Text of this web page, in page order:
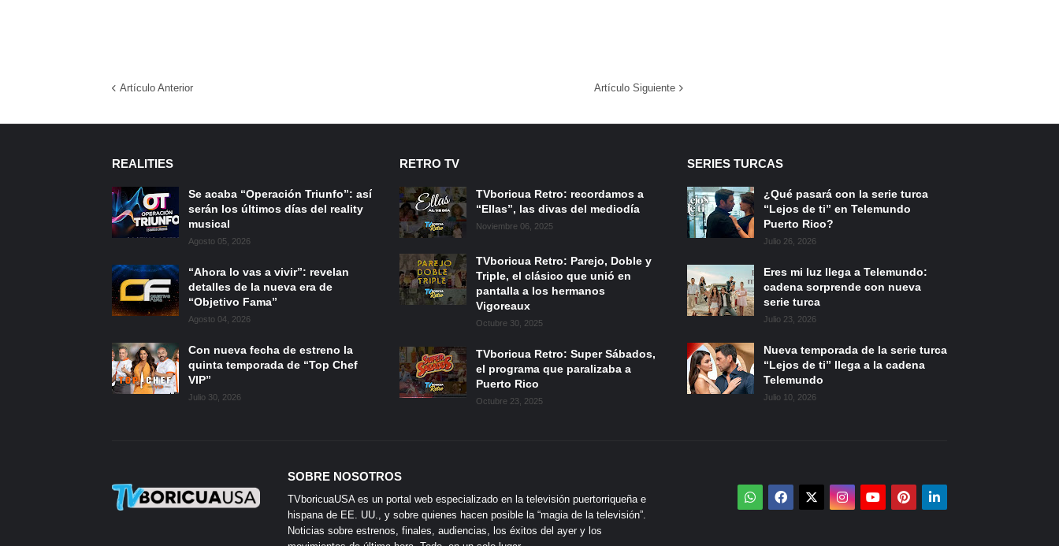
Artículo Anterior Artículo Siguiente
REALITIES
Se acaba “Operación Triunfo”: así
serán los últimos días del reality
musical
Agosto 05, 2026
“Ahora lo vas a vivir”: revelan
detalles de la nueva era de
“Objetivo Fama”
Agosto 04, 2026
Con nueva fecha de estreno la
quinta temporada de “Top Chef
VIP”
Julio 30, 2026
RETRO TV
TVboricua Retro: recordamos a
“Ellas”, las divas del mediodía
Noviembre 06, 2025
TVboricua Retro: Parejo, Doble y
Triple, el clásico que unió en
pantalla a los hermanos
Vigoreaux
Octubre 30, 2025
TVboricua Retro: Super Sábados,
el programa que paralizaba a
Puerto Rico
Octubre 23, 2025
SERIES TURCAS
¿Qué pasará con la serie turca
“Lejos de ti” en Telemundo
Puerto Rico?
Julio 26, 2026
Eres mi luz llega a Telemundo:
cadena sorprende con nueva
serie turca
Julio 23, 2026
Nueva temporada de la serie turca
“Lejos de ti” llega a la cadena
Telemundo
Julio 10, 2026
SOBRE NOSOTROS
TVboricuaUSA es un portal web especializado en la televisión puertorriqueña e
hispana de EE. UU., y sobre quienes hacen posible la “magia de la televisión”.
Noticias sobre estrenos, finales, audiencias, los éxitos del ayer y los